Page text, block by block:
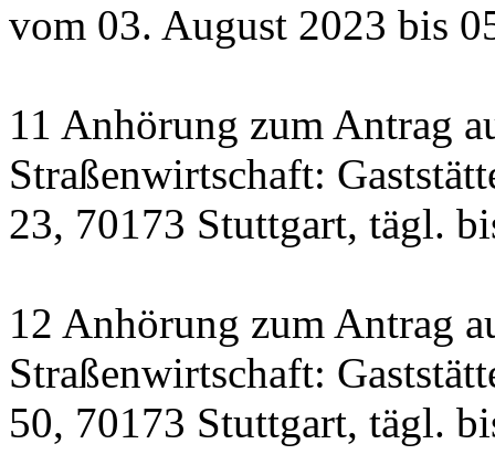
vom 03. August 2023 bis
11 Anhörung zum Antrag
Straßenwirtschaft:
23, 70173 Stuttgart, tägl.
12 Anhörung zum Antrag
Straßenwirtschaft:
50, 70173 Stuttgart, tägl.